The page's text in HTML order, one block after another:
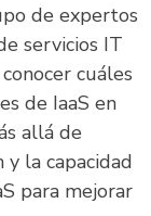
de expertos
servicios IT
cuáles
de IaaS en
allá de
y la capacidad
para mejorar